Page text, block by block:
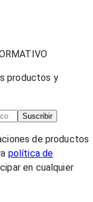
productos y
Suscribir
de productos
política de
en cualquier